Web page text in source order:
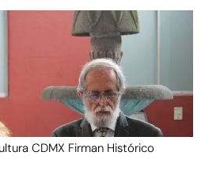
CDMX Firman Histórico